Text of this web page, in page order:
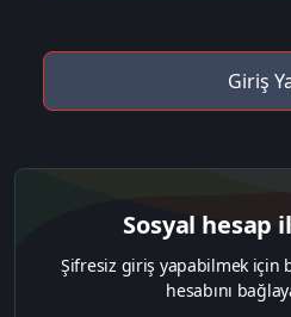
Giriş
Sosyal hesap
Şifresiz giriş yapabilmek için
hesabını